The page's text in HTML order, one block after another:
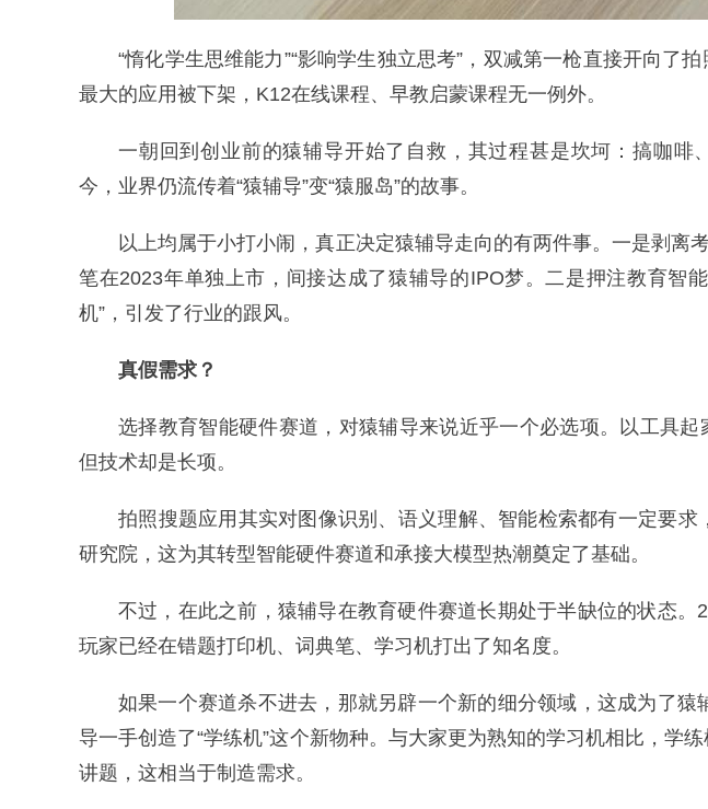
“惰化学生思维能力”“影响学生独立思考”，双减第一枪直接开向了
最大的应用被下架，K12在线课程、早教启蒙课程无一例外。
一朝回到创业前的猿辅导开始了自救，其过程甚是坎坷：搞咖
今，业界仍流传着“猿辅导”变“猿服岛”的故事。
以上均属于小打小闹，真正决定猿辅导走向的有两件事。一是剥离
笔在2023年单独上市，间接达成了猿辅导的IPO梦。二是押注教育智
机”，引发了行业的跟风。
真假需求？
选择教育智能硬件赛道，对猿辅导来说近乎一个必选项。以工具起
但技术却是长项。
拍照搜题应用其实对图像识别、语义理解、智能检索都有一定要求
研究院，这为其转型智能硬件赛道和承接大模型热潮奠定了基础。
不过，在此之前，猿辅导在教育硬件赛道长期处于半缺位的状态。
玩家已经在错题打印机、词典笔、学习机打出了知名度。
如果一个赛道杀不进去，那就另辟一个新的细分领域，这成为了猿
导一手创造了“学练机”这个新物种。与大家更为熟知的学习机相比，学
讲题，这相当于制造需求。